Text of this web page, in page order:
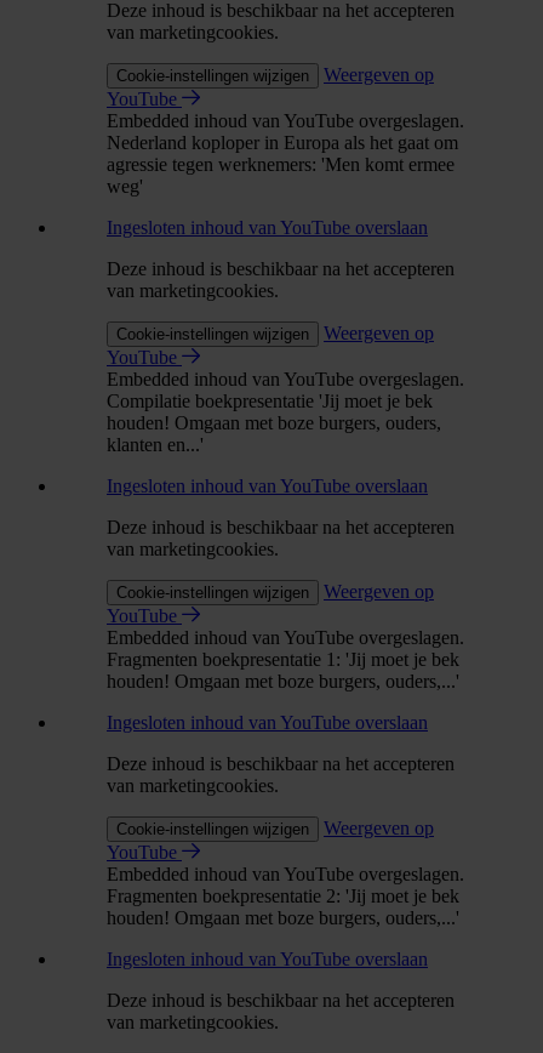
Deze inhoud is beschikbaar na het accepteren
van marketingcookies.
Cookie-instellingen wijzigen
Weergeven op
YouTube
Embedded inhoud van YouTube overgeslagen.
Nederland koploper in Europa als het gaat om
agressie tegen werknemers: 'Men komt ermee
weg'
Ingesloten inhoud van YouTube overslaan
Deze inhoud is beschikbaar na het accepteren
van marketingcookies.
Cookie-instellingen wijzigen
Weergeven op
YouTube
Embedded inhoud van YouTube overgeslagen.
Compilatie boekpresentatie 'Jij moet je bek
houden! Omgaan met boze burgers, ouders,
klanten en...'
Ingesloten inhoud van YouTube overslaan
Deze inhoud is beschikbaar na het accepteren
van marketingcookies.
Cookie-instellingen wijzigen
Weergeven op
YouTube
Embedded inhoud van YouTube overgeslagen.
Fragmenten boekpresentatie 1: 'Jij moet je bek
houden! Omgaan met boze burgers, ouders,...'
Ingesloten inhoud van YouTube overslaan
Deze inhoud is beschikbaar na het accepteren
van marketingcookies.
Cookie-instellingen wijzigen
Weergeven op
YouTube
Embedded inhoud van YouTube overgeslagen.
Fragmenten boekpresentatie 2: 'Jij moet je bek
houden! Omgaan met boze burgers, ouders,...'
Ingesloten inhoud van YouTube overslaan
Deze inhoud is beschikbaar na het accepteren
van marketingcookies.